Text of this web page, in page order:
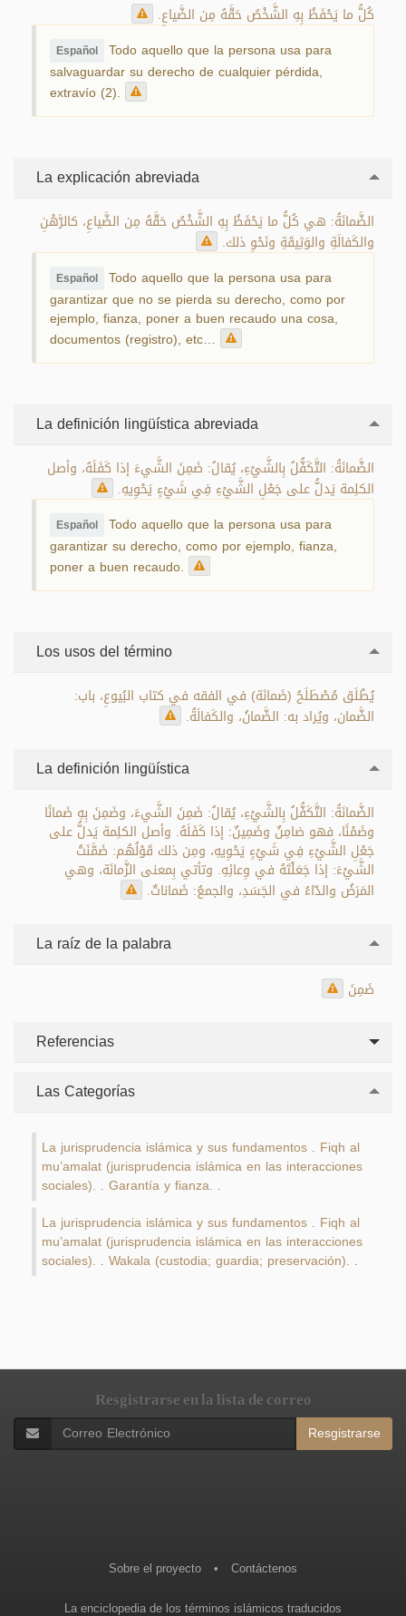
كُلُّ ما يَحْفَظُ بِهِ الشَّخْصُ حَقَّهُ مِن الضَّياعِ.
Español Todo aquello que la persona usa para
salvaguardar su derecho de cualquier pérdida,
extravío (2).
La explicación abreviada
الضَّمانَةُ: هي كُلُّ ما يَحْفَظُ بِهِ الشَّخْصُ حَقَّهُ مِن الضَّياعِ، كالرَّهْنِ
والكَفالَةِ والوَثِيقَةِ ونَحْوِ ذلك.
Español Todo aquello que la persona usa para
garantizar que no se pierda su derecho, como por
ejemplo, fianza, poner a buen recaudo una cosa,
documentos (registro), etc…
La definición lingüística abreviada
الضَّمانَةُ: التَّكَفُّلُ بِالشَّيْءِ، يُقالُ: ضَمِنَ الشَّيءَ إذا كَفَلَهُ، وأصل
الكلِمة يَدلُّ على جَعْلِ الشَّيْءِ فِي شَيْءٍ يَحْوِيهِ.
Español Todo aquello que la persona usa para
garantizar su derecho, como por ejemplo, fianza,
poner a buen recaudo.
Los usos del término
يُطْلَق مُصْطَلَحُ (ضَمانَة) في الفقه في كتاب البُيوعِ، باب:
الضَّمان، ويُراد به: الضَّمانُ، والكَفالَةُ.
La definición lingüística
الضَّمانَةُ: التَّكَفُّلُ بِالشَّيْءِ، يُقالُ: ضَمِنَ الشَّيءَ، وضَمِنَ بِهِ ضَمانًا
وضَمْنًا، فهو ضامِنٌ وضَمِينٌ: إذا كَفَلَهُ. وأصل الكلِمة يَدلُّ على
جَعْلِ الشَّيْءِ فِي شَيْءٍ يَحْوِيهِ، ومِن ذلك قَوْلُهُم: ضَمَّنَتُ
الشَّيْءَ: إذا جَعَلْتَهُ في وِعائِهِ. وتأتي بِمعنى الزَّمانَة، وهي
المَرَضُ والدّاءُ في الجَسَدِ، والجمعُ: ضَماناتٌ.
La raíz de la palabra
ضَمِنَ
Referencias
Las Categorías
La jurisprudencia islámica y sus fundamentos Fiqh al
mu’amalat (jurisprudencia islámica en las interacciones
sociales). Garantía y fianza.
La jurisprudencia islámica y sus fundamentos Fiqh al
mu’amalat (jurisprudencia islámica en las interacciones
sociales). Wakala (custodia; guardia; preservación).
Resgistrarse en la lista de correo
Resgistrarse
Sobre el proyecto • Contáctenos
La enciclopedia de los términos islámicos traducidos